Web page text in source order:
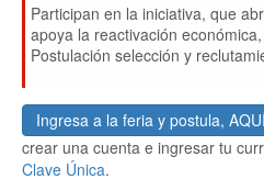
con la Bolsa Nacional de
Participan en la iniciativa, que
apoya la reactivación
Postulación selección y
Ingresa a la feria y postula,
crear una cuenta e ingresar tu
Clave Única.